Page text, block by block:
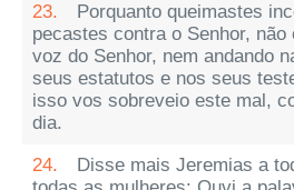
23.
Porquanto queimastes
pecastes contra o Senhor, não
voz do Senhor, nem andando
seus estatutos e nos seus
isso vos sobreveio este mal,
dia.
24.
Disse mais Jeremias a